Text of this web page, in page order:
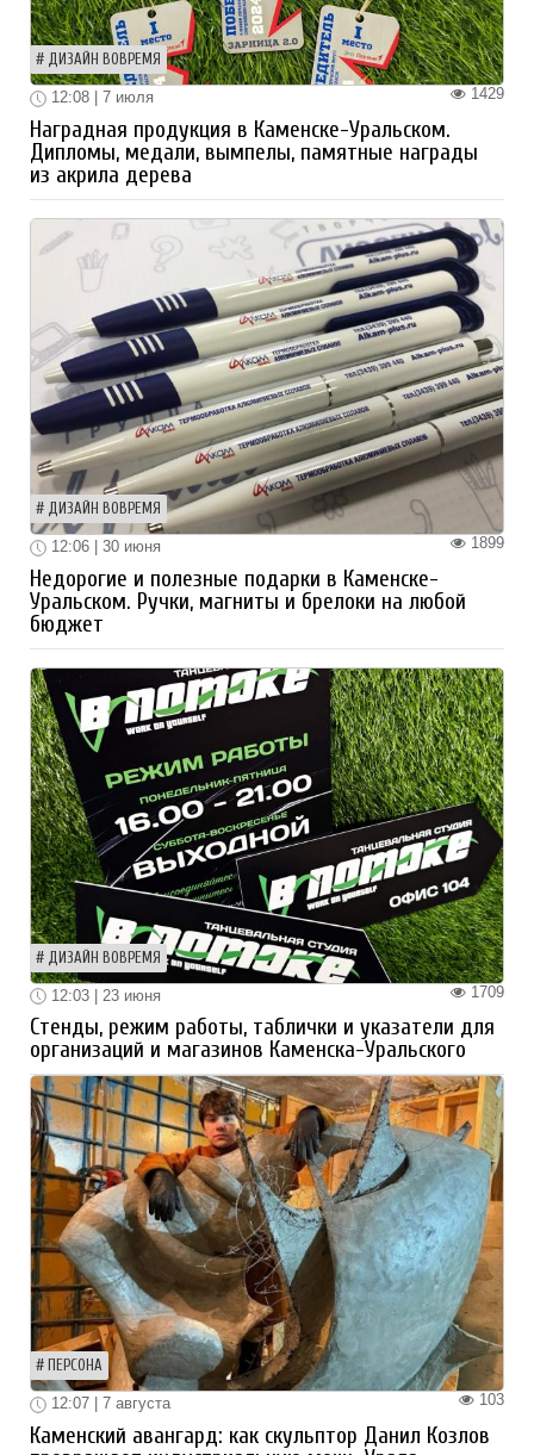
ДИЗАЙН ВОВРЕМЯ
1429
12:08 | 7 июля
Наградная продукция в Каменске-Уральском.
Дипломы, медали, вымпелы, памятные награды
из акрила дерева
ДИЗАЙН ВОВРЕМЯ
1899
12:06 | 30 июня
Недорогие и полезные подарки в Каменске-
Уральском. Ручки, магниты и брелоки на любой
бюджет
ДИЗАЙН ВОВРЕМЯ
1709
12:03 | 23 июня
Стенды, режим работы, таблички и указатели для
организаций и магазинов Каменска-Уральского
ПЕРСОНА
103
12:07 | 7 августа
Каменский авангард: как скульптор Данил Козлов